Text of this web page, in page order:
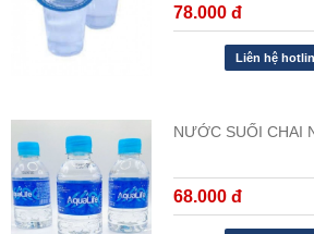
78.000 đ
Liên hệ
NƯỚC SUỐI CHAI
68.000 đ